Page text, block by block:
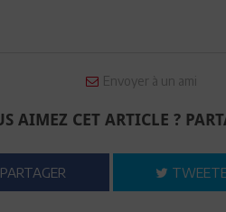
Envoyer à un ami
AIMEZ CET ARTICLE ?
PARTAGER